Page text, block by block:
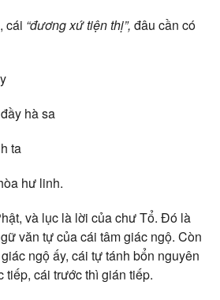
cái “đương xứ tiện thị”, đâu cần có
hà sa
ta
hư linh.
và lục là lời của chư Tổ. Đó là
văn tự của cái tâm giác ngộ. Còn
ngộ ấy, cái tự tánh bổn nguyên
tiếp, cái trước thì gián tiếp.